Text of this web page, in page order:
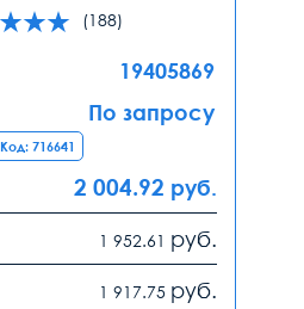
(188)
19405869
По запросу
Код: 716641
2 004.92 руб.
1 952.61 руб.
1 917.75 руб.